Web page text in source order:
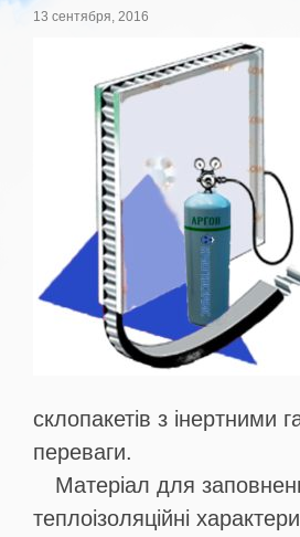
13 сентября, 2016
склопакетів з інертними
переваги.
Матеріал для
теплоізоляційні